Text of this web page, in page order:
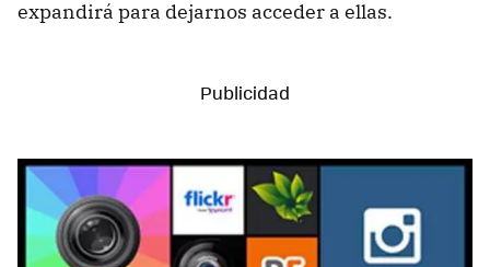
expandirá para dejarnos acceder a ellas.